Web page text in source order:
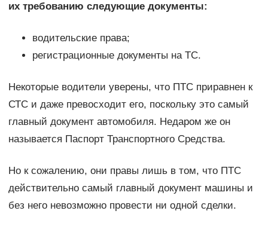
их требованию следующие документы:
водительские права;
регистрационные документы на ТС.
Некоторые водители уверены, что ПТС приравнен к
СТС и даже превосходит его, поскольку это самый
главный документ автомобиля. Недаром же он
называется Паспорт Транспортного Средства.
Но к сожалению, они правы лишь в том, что ПТС
действительно самый главный документ машины и
без него невозможно провести ни одной сделки.